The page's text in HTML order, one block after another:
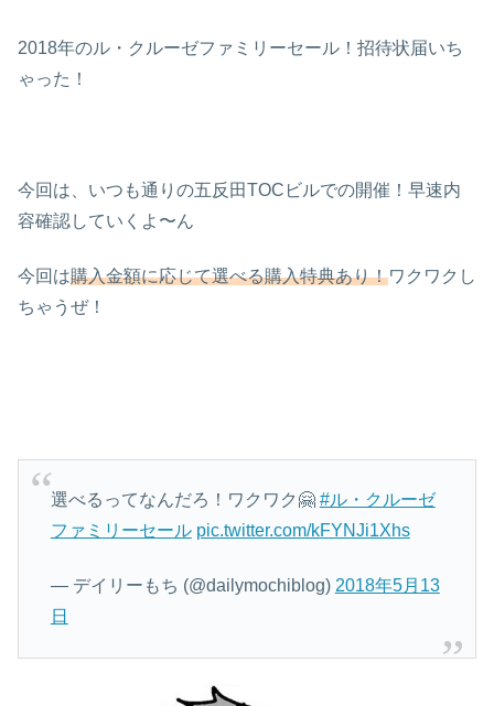
2018年のル・クルーゼファミリーセール！招待状届いち
ゃった！
今回は、いつも通りの五反田TOCビルでの開催！早速内
容確認していくよ〜ん
今回は購入金額に応じて選べる購入特典あり！ワクワクし
ちゃうぜ！
選べるってなんだろ！ワクワク🤗 #ル・クルーゼ
ファミリーセール pic.twitter.com/kFYNJi1Xhs
— デイリーもち (@dailymochiblog) 2018年5月13
日